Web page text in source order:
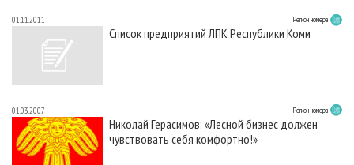
01.11.2011 Регион номера
Список предприятий ЛПК Республики Коми
01.03.2007 Регион номера
Николай Герасимов: «Лесной бизнес должен
чувствовать себя комфортно!»